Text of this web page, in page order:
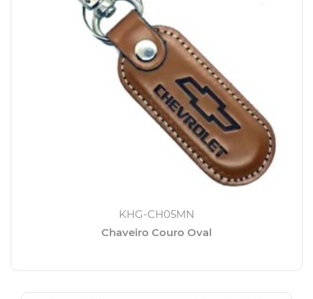
KHG-CH05MN
Chaveiro Couro Oval